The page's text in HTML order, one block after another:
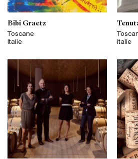
Bibi Graetz
Toscane
Italie
Italie